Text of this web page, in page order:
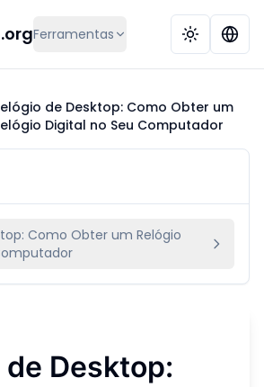
Ferramentas
de Desktop: Como Obter um
Digital no Seu Computador
Como Obter um Relógio
de Desktop: